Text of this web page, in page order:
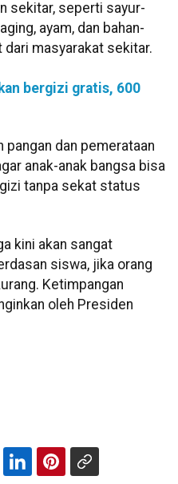
sekitar, seperti sayur-
ayam, dan bahan-
dari masyarakat sekitar.
bergizi gratis, 600
pangan dan pemerataan
anak-anak bangsa bisa
tanpa sekat status
kini akan sangat
siswa, jika orang
Ketimpangan
oleh Presiden